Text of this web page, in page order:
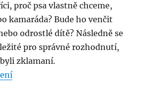
proč psa vlastně chceme,
kamaráda? Bude ho venčit
odrostlé dítě? Následně se
pro správné rozhodnutí,
zklamaní.
„Výběr psa: malý nebo velký,